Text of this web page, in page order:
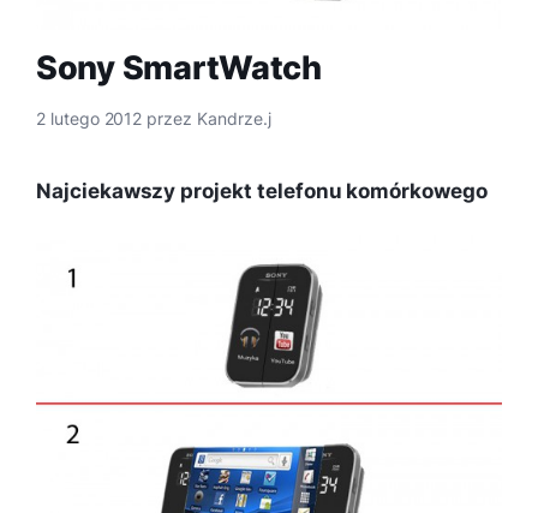
Sony SmartWatch
2 lutego 2012 przez Kandrze.j
Najciekawszy projekt telefonu komórkowego